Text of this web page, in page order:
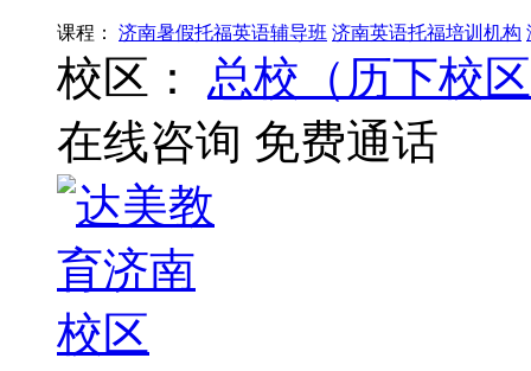
课程： 济南暑假托福英语辅导班 济南英语托福培训机构
校区：
总校（历下校
在线咨询 免费通话